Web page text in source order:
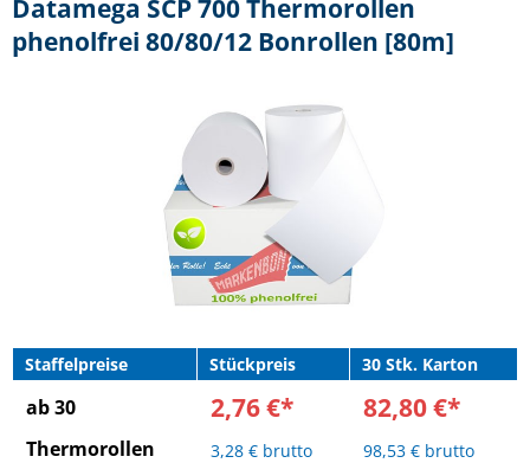
Datamega SCP 700 Thermorollen
phenolfrei 80/80/12 Bonrollen [80m]
Staffelpreise Stückpreis 30 Stk. Karton
ab 30
Thermorollen
2,76 €*
3,28 € brutto
82,80 €*
98,53 € brutto